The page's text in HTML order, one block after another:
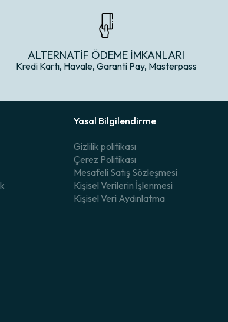
ALTERNATİF ÖDEME İMKANLARI
Kredi Kartı, Havale, Garanti Pay, Masterpass
Yasal Bilgilendirme
Gizlilik politikası
Çerez Politikası
Mesafeli Satış Sözleşmesi
Kişisel Verilerin İşlenmesi
Kişisel Veri Aydınlatma